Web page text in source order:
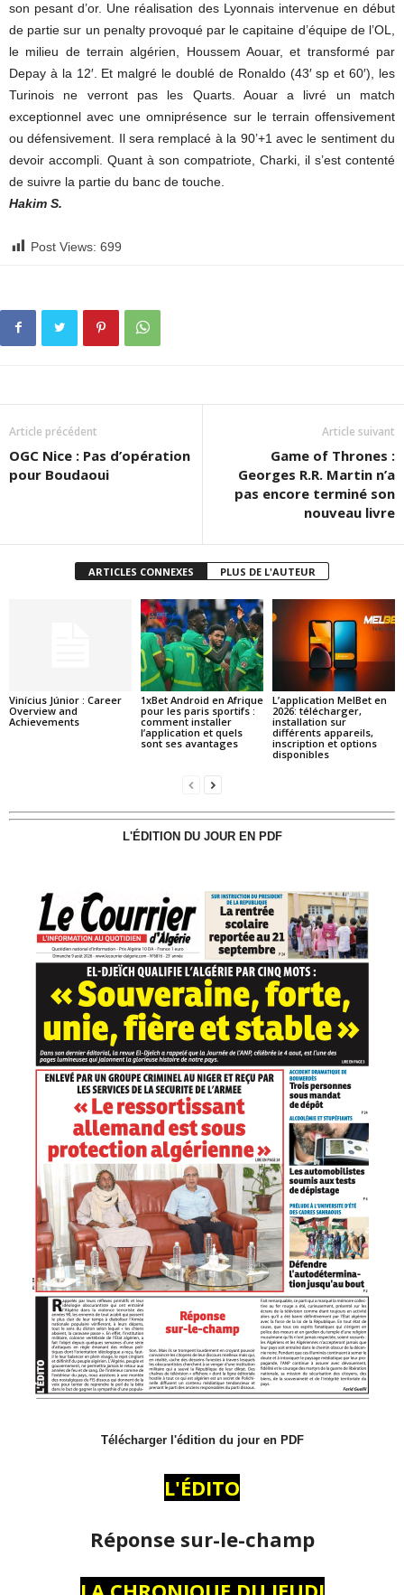
son pesant d’or. Une réalisation des Lyonnais intervenue en début
de partie sur un penalty provoqué par le capitaine d’équipe de l’OL,
le milieu de terrain algérien, Houssem Aouar, et transformé par
Depay à la 12′. Et malgré le doublé de Ronaldo (43′ sp et 60′), les
Turinois ne verront pas les Quarts. Aouar a livré un match
exceptionnel avec une omniprésence sur le terrain offensivement
ou défensivement. Il sera remplacé à la 90’+1 avec le sentiment du
devoir accompli. Quant à son compatriote, Charki, il s’est contenté
de suivre la partie du banc de touche.
Hakim S.
Post Views: 699
Article précédent
OGC Nice : Pas d’opération
pour Boudaoui
Article suivant
Game of Thrones :
Georges R.R. Martin n’a
pas encore terminé son
nouveau livre
ARTICLES CONNEXES PLUS DE L'AUTEUR
Vinícius Júnior : Career
Overview and
Achievements
1xBet Android en Afrique
pour les paris sportifs :
comment installer
l’application et quels
sont ses avantages
L’application MelBet en
2026: télécharger,
installation sur
différents appareils,
inscription et options
disponibles
L'ÉDITION DU JOUR EN PDF
Télécharger l'édition du jour en PDF
L'ÉDITO
Réponse sur-le-champ